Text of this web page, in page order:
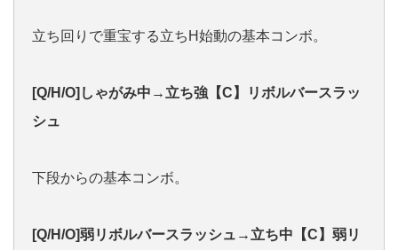
立ち回りで重宝する立ちH始動の基本コンボ。
[Q/H/O]しゃがみ中→立ち強【C】リボルバースラッ
シュ
下段からの基本コンボ。
[Q/H/O]弱リボルバースラッシュ→立ち中【C】弱リ